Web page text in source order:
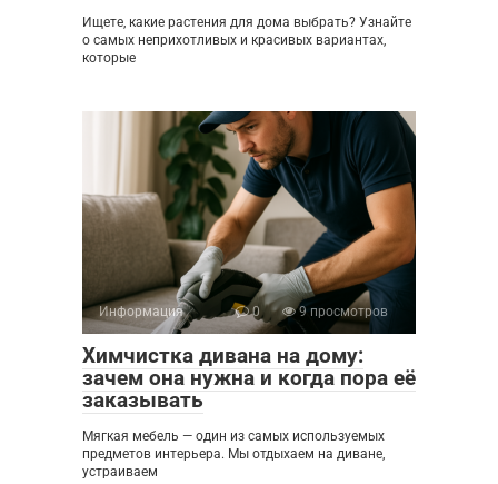
Ищете, какие растения для дома выбрать? Узнайте
о самых неприхотливых и красивых вариантах,
которые
Информация 0 9 просмотров
Химчистка дивана на дому:
зачем она нужна и когда пора её
заказывать
Мягкая мебель — один из самых используемых
предметов интерьера. Мы отдыхаем на диване,
устраиваем